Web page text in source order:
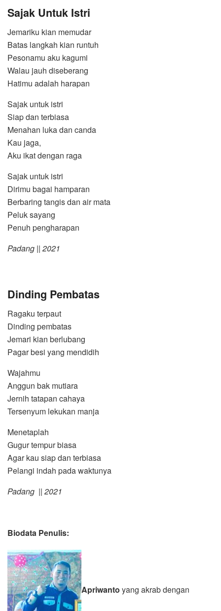
Sajak Untuk Istri
Jemariku kian memudar
Batas langkah kian runtuh
Pesonamu aku kagumi
Walau jauh diseberang
Hatimu adalah harapan
Sajak untuk istri
Siap dan terbiasa
Menahan luka dan canda
Kau jaga,
Aku ikat dengan raga
Sajak untuk istri
Dirimu bagai hamparan
Berbaring tangis dan air mata
Peluk sayang
Penuh pengharapan
Padang || 2021
Dinding Pembatas
Ragaku terpaut
Dinding pembatas
Jemari kian berlubang
Pagar besi yang mendidih
Wajahmu
Anggun bak mutiara
Jernih tatapan cahaya
Tersenyum lekukan manja
Menetaplah
Gugur tempur biasa
Agar kau siap dan terbiasa
Pelangi indah pada waktunya
Padang || 2021
Biodata Penulis:
Apriwanto yang akrab dengan